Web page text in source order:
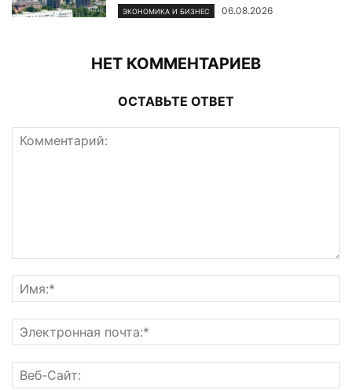
ЭКОНОМИКА И БИЗНЕС 06.08.2026
НЕТ КОММЕНТАРИЕВ
ОСТАВЬТЕ ОТВЕТ